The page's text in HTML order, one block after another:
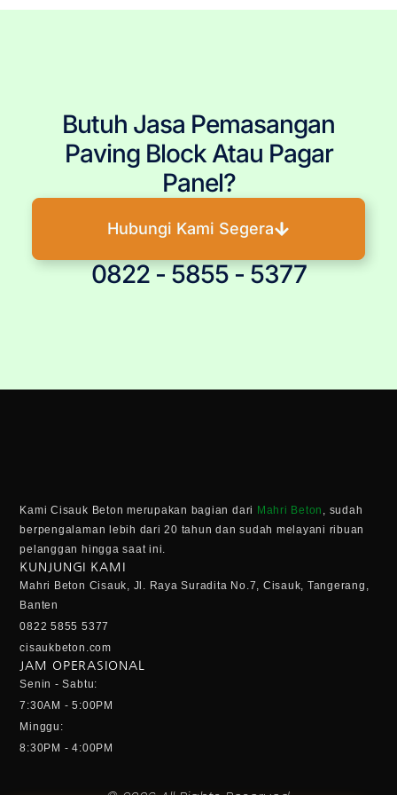
Butuh Jasa Pemasangan
Paving Block Atau Pagar
Panel?
Hubungi Kami Segera
0822 - 5855 - 5377
Kami Cisauk Beton merupakan bagian dari Mahri Beton , sudah
berpengalaman lebih dari 20 tahun dan sudah melayani ribuan
pelanggan hingga saat ini.
KUNJUNGI KAMI
Mahri Beton Cisauk, Jl. Raya Suradita No.7, Cisauk, Tangerang,
Banten
0822 5855 5377
cisaukbeton.com
JAM OPERASIONAL
Senin - Sabtu:
7:30AM - 5:00PM
Minggu:
8:30PM - 4:00PM